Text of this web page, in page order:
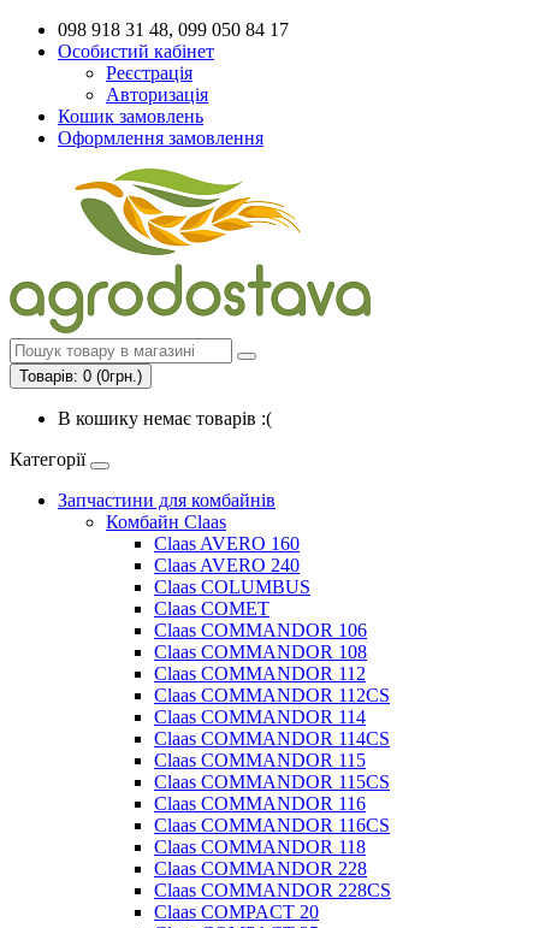
098 918 31 48, 099 050 84 17
Особистий кабінет
Реєстрація
Авторизація
Кошик замовлень
Оформлення замовлення
Товарів: 0 (0грн.)
В кошику немає товарів :(
Категорії
Запчастини для комбайнів
Комбайн Claas
Claas AVERO 160
Claas AVERO 240
Claas COLUMBUS
Claas COMET
Claas COMMANDOR 106
Claas COMMANDOR 108
Claas COMMANDOR 112
Claas COMMANDOR 112CS
Claas COMMANDOR 114
Claas COMMANDOR 114CS
Claas COMMANDOR 115
Claas COMMANDOR 115CS
Claas COMMANDOR 116
Claas COMMANDOR 116CS
Claas COMMANDOR 118
Claas COMMANDOR 228
Claas COMMANDOR 228CS
Claas COMPACT 20